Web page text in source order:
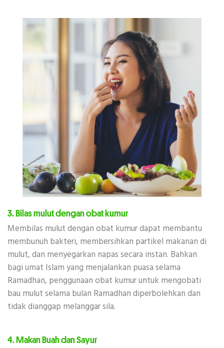
3. Bilas mulut dengan obat kumur
Membilas mulut dengan obat kumur dapat membantu
membunuh bakteri, membersihkan partikel makanan di
mulut, dan menyegarkan napas secara instan. Bahkan
bagi umat Islam yang menjalankan puasa selama
Ramadhan, penggunaan obat kumur untuk mengobati
bau mulut selama bulan Ramadhan diperbolehkan dan
tidak dianggap melanggar sila.
4. Makan Buah dan Sayur